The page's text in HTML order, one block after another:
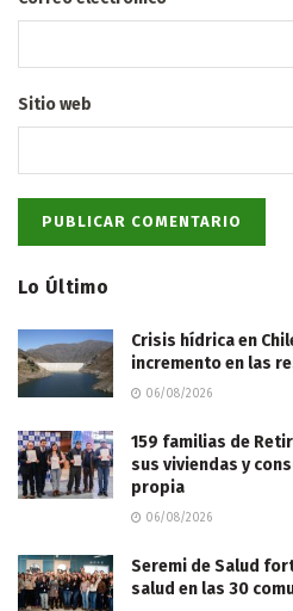
Sitio web
Lo Último
Crisis hídrica en
incremento en las
06/08/2026
159 familias de
sus viviendas y
propia
06/08/2026
Seremi de Salud
salud en las 30